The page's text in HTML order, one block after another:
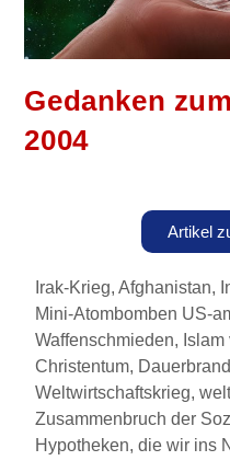
Gedanken
2004
Artikel
Irak-Krieg, Afghanistan,
Mini-Atombomben US-
Waffenschmieden,
Christentum,
Weltwirtschaftskrieg,
Zusammenbruch der
Hypotheken, die wir ins